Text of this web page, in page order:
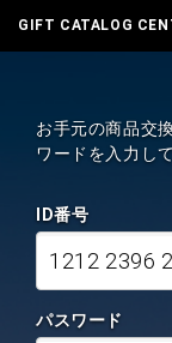
GIFT CATALOG
お手元の商品交
ワードを入力し
ID番号
1212 2396
パスワード